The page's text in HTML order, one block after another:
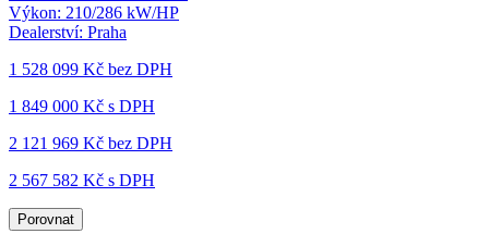
Výkon: 210/286 kW/HP
Dealerství: Praha
1 528 099 Kč bez DPH
1 849 000 Kč s DPH
2 121 969 Kč bez DPH
2 567 582 Kč s DPH
Porovnat